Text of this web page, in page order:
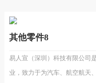
其他零件8
易人宣（深圳）科技有限公司
业，致力于为汽车、航空航天